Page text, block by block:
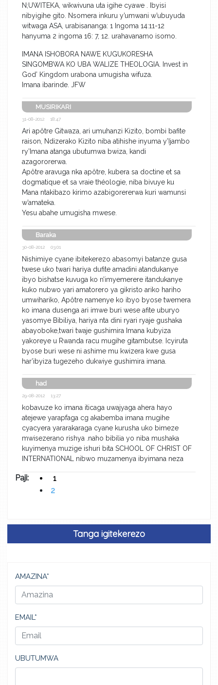
N;UWITEKA, wikwivuna uta igihe cyawe . Ibyisi
nibyigihe gito. Nsomera inkuru y’umwani w’ubuyuda
witwaga ASA, urabisananga: 1 Ingoma 14:11-12
hanyuma 2 ingoma 16: 7, 12. urahavanamo isomo.
IMANA ISHOBORA NAWE KUGUKORESHA
SINGOMBWA KO UBA WALIZE THEOLOGIA. Invest in
God’ Kingdom urabona umugisha wifuza.
Imana ibarinde. JFW
MUSIRIKARI
31-08-2012 18:47
Ari apôtre Gitwaza, ari umuhanzi Kizito, bombi bafite
raison, Ndizerako Kizito niba atihishe inyuma y’Ijambo
ry’Imana atanga ubutumwa bwiza, kandi
azagororerwa.
Apôtre aravuga nka apôtre, kubera sa doctine et sa
dogmatique et sa vraie théologie, niba bivuye ku
Mana ntakibazo kirimo azabigorererwa kuri wamunsi
w’amateka.
Yesu abahe umugisha mwese.
Baraka
30-08-2012 03:01
Nishimiye cyane ibitekerezo abasomyi batanze gusa
twese uko twari hariya dufite amadini atandukanye
ibyo bishatse kuvuga ko n’imyemerere itandukanye
kuko nubwo yari amatorero ya gikristo ariko hariho
umwihariko, Apôtre namenye ko ibyo byose twemera
ko imana dusenga ari imwe buri wese afite uburyo
yasomye Bibiliya, hariya nta dini ryari ryaje gushaka
abayoboke,twari twaje gushimira Imana kubyiza
yakoreye u Rwanda racu mugihe gitambutse. Icyiruta
byose buri wese ni ashime mu kwizera kwe gusa
har’ibyiza tugezeho dukwiye gushimira imana.
had
29-08-2012 13:27
kobavuze ko imana iticaga uwajyaga ahera hayo
atejewe yarapfaga cg akabemba imana mugihe
cyacyera yararakaraga cyane kurusha uko bimeze
mwisezerano rishya .naho bibilia yo niba mushaka
kuyimenya muzige ishuri bita SCHOOL OF CHRIST OF
INTERNATIONAL nibwo muzamenya ibyimana neza
Paji:
1
2
Tanga igitekerezo
AMAZINA*
EMAIL*
UBUTUMWA